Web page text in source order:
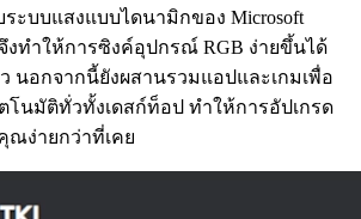
ระบบแสงแบบไดนามิกของ Microsoft
จึงทำให้การซิงค์อุปกรณ์ RGB ง่ายขึ้นได้
นอกจากนี้ยังผสานรวมแอปและเกมเพื่อ
โนมัติทั่วทั้งเดสก์ท็อป ทำให้การอัปเกรด
ณง่ายกว่าที่เคย